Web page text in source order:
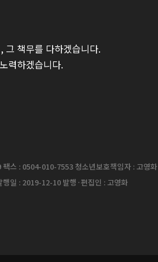
그 책무를 다하겠습니다.
력하겠습니다.
스 : 0504-010-7553 청소년보호책임자 : 고영화
일 : 2019-12-10 발행·편집인 : 고영화